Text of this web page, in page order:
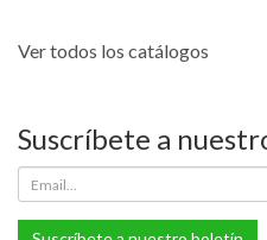
Ver todos los catálogos
Suscríbete a